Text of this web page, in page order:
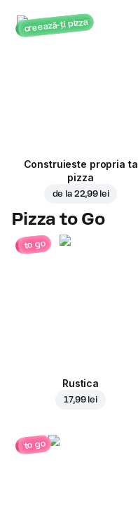
creează-ți pizza
Construieste propria ta
pizza
de la 22,99 lei
Pizza to Go
to go
Rustica
17,99 lei
to go